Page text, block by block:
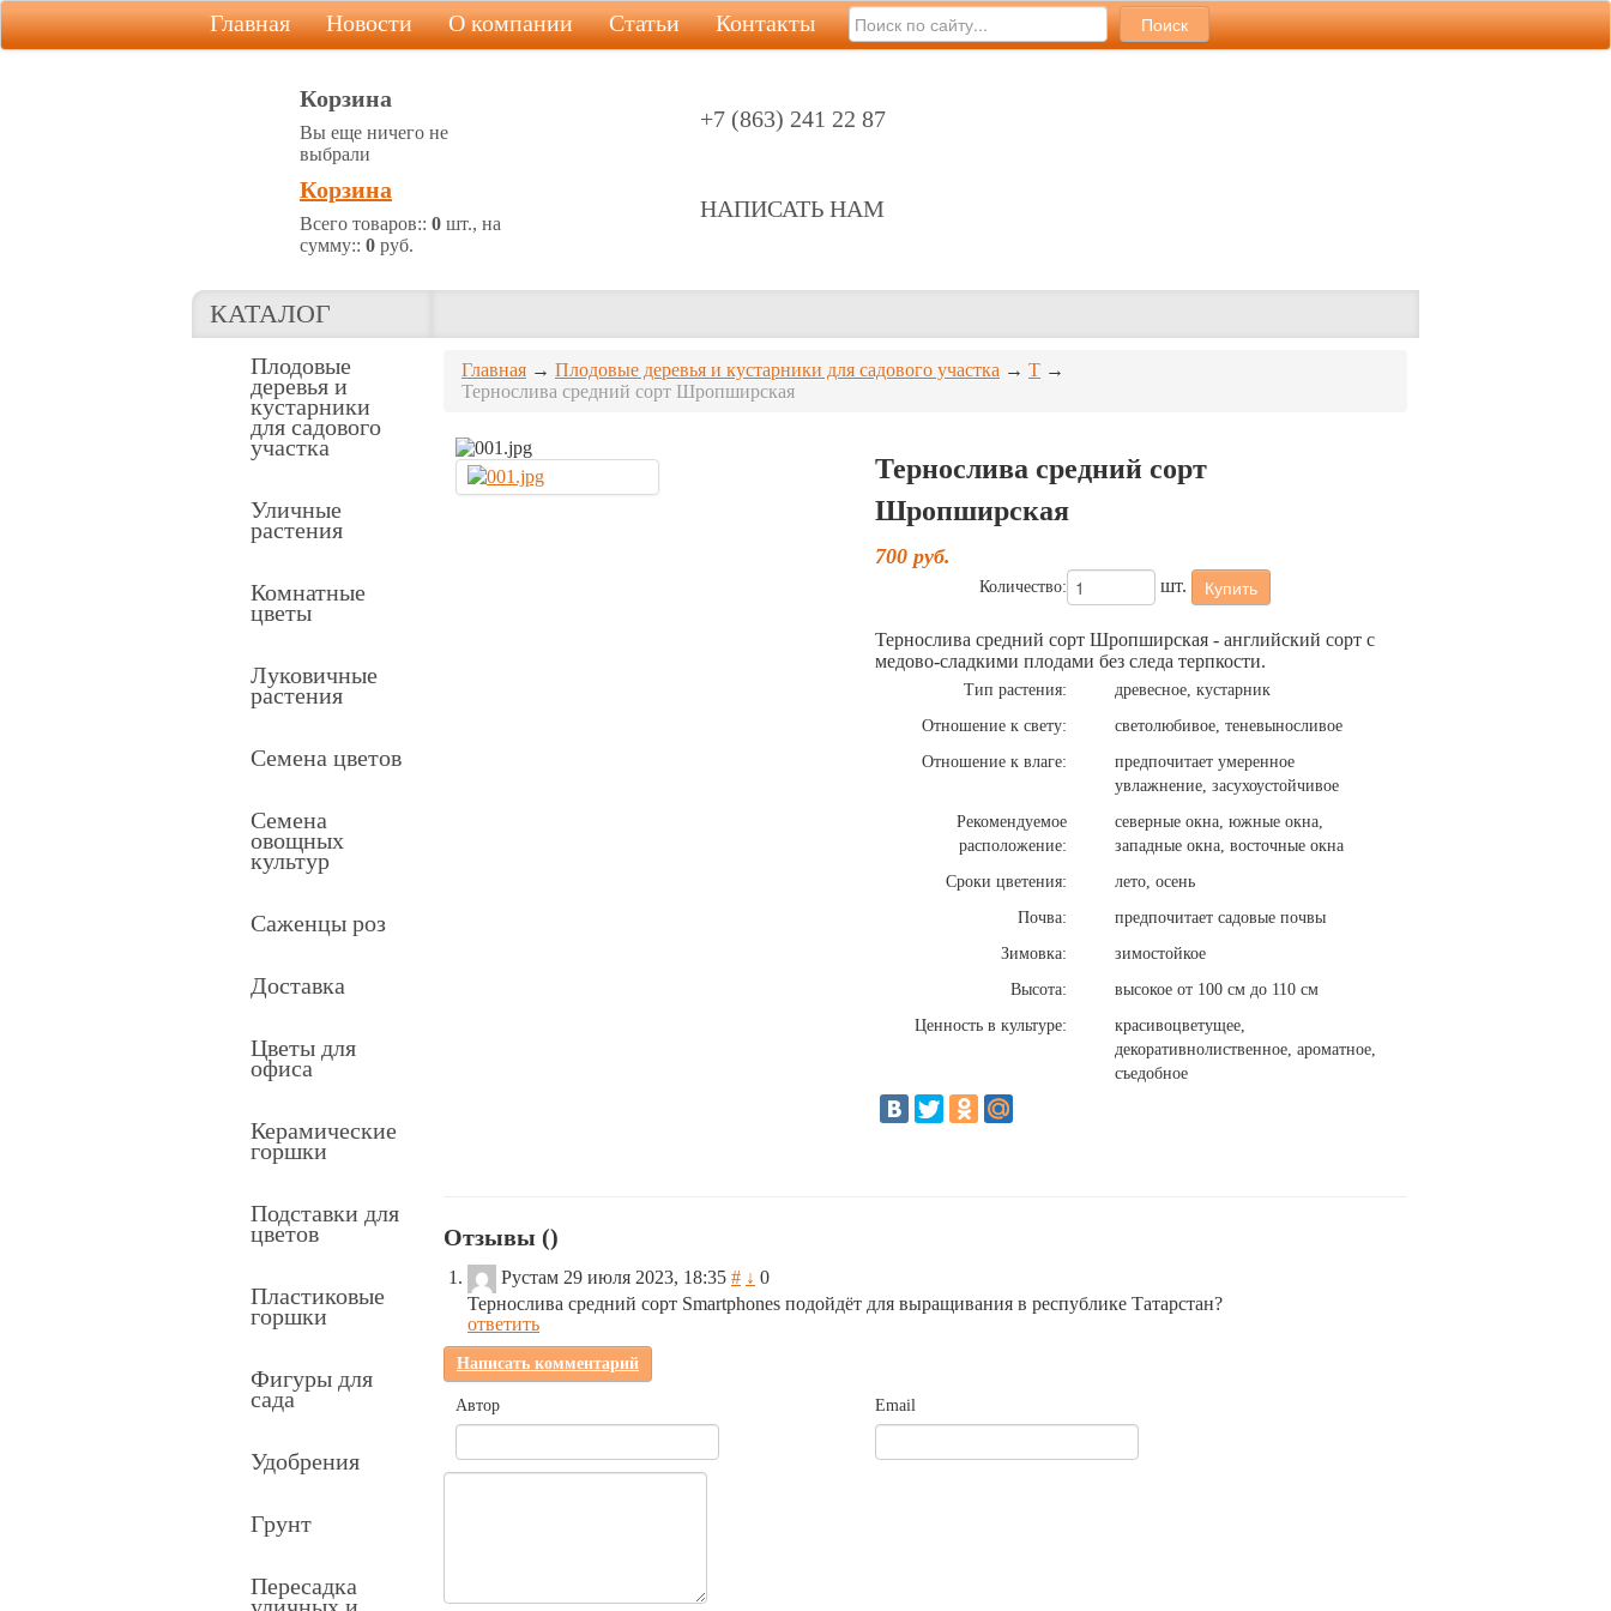
Главная Новости О компании Статьи Контакты
Корзина
Вы еще ничего не
выбрали
Корзина
Всего товаров:: 0 шт., на
сумму:: 0 руб.
+7 (863) 241 22 87
НАПИСАТЬ НАМ
КАТАЛОГ
Плодовые
деревья и
кустарники
для садового
участка
Уличные
растения
Комнатные
цветы
Луковичные
растения
Семена цветов
Семена
овощных
культур
Саженцы роз
Доставка
Цветы для
офиса
Керамические
горшки
Подставки для
цветов
Пластиковые
горшки
Фигуры для
сада
Удобрения
Грунт
Пересадка
Главная → Плодовые деревья и кустарники для садового участка → Т →
Тернослива средний сорт Шропширская
Тернослива средний сорт
Шропширская
700 руб.
Количество: шт. Купить
Тернослива средний сорт Шропширская - английский сорт с
медово-сладкими плодами без следа терпкости.
Тип растения:
древесное, кустарник
Отношение к свету:
светолюбивое, теневыносливое
Отношение к влаге:
предпочитает умеренное
увлажнение, засухоустойчивое
Рекомендуемое
расположение:
северные окна, южные окна,
западные окна, восточные окна
Сроки цветения:
лето, осень
Почва:
предпочитает садовые почвы
Зимовка:
зимостойкое
Высота:
высокое от 100 см до 110 см
Ценность в культуре:
красивоцветущее,
декоративнолиственное, ароматное,
съедобное
Отзывы ()
Рустам 29 июля 2023, 18:35 # ↓ 0
Тернослива средний сорт Smartphones подойдёт для выращивания в республике Татарстан?
ответить
Написать комментарий
Автор Email